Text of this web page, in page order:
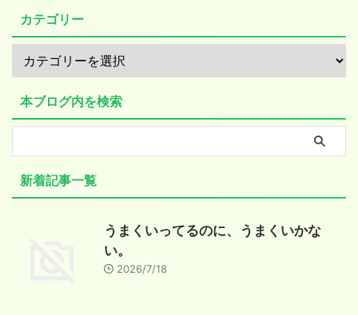
カテゴリー
本ブログ内を検索
新着記事一覧
うまくいってるのに、うまくいかな
い。
2026/7/18